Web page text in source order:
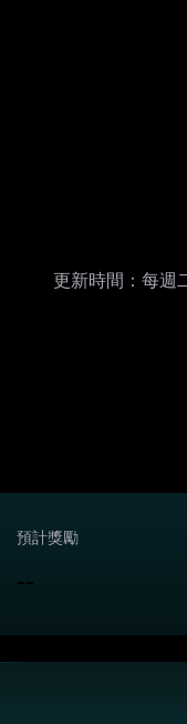
更新時間：每週
預計獎勵
--